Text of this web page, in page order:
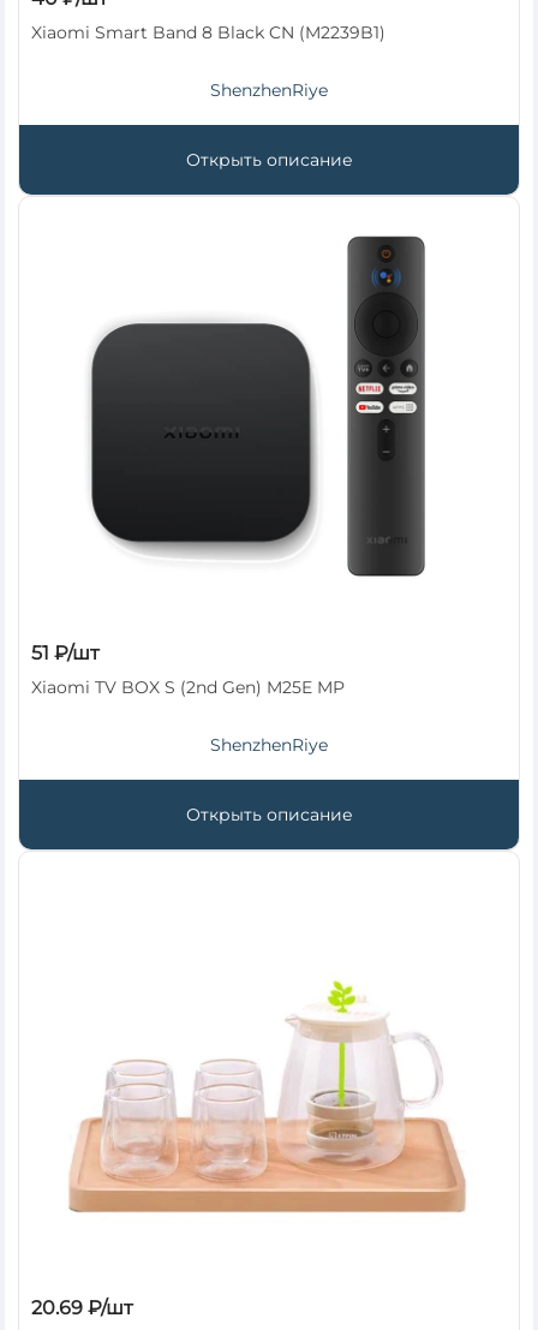
Xiaomi Smart Band 8 Black CN (M2239B1)
ShenzhenRiye
Открыть описание
51 ₽/шт
Xiaomi TV BOX S (2nd Gen) M25E MP
ShenzhenRiye
Открыть описание
20.69 ₽/шт